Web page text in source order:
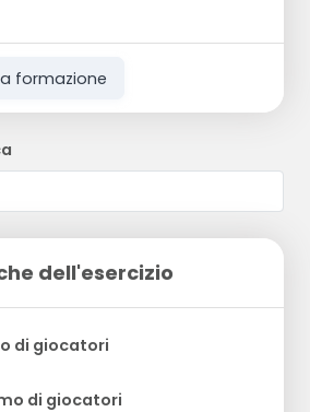
formazione
dell'esercizio
di giocatori
di giocatori